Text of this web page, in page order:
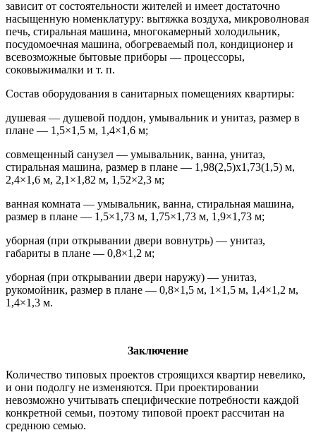
зависит от состоятельности жителей и имеет достаточно
насыщенную номенклатуру: вытяжка воздуха, микроволновая
печь, стиральная машина, многокамерный холодильник,
посудомоечная машина, обогреваемый пол, кондиционер и
всевозможные бытовые приборы — процессоры,
соковыжималки и т. п.
Состав оборудования в санитарных помещениях квартиры:
душевая — душевой поддон, умывальник и унитаз, размер в
плане — 1,5×1,5 м, 1,4×1,6 м;
совмещенный санузел — умывальник, ванна, унитаз,
стиральная машина, размер в плане — 1,98(2,5)х1,73(1,5) м,
2,4×1,6 м, 2,1×1,82 м, 1,52×2,3 м;
ванная комната — умывальник, ванна, стиральная машина,
размер в плане — 1,5×1,73 м, 1,75×1,73 м, 1,9×1,73 м;
уборная (при открывании двери вовнутрь) — унитаз,
габариты в плане — 0,8×1,2 м;
уборная (при открывании двери наружу) — унитаз,
рукомойник, размер в плане — 0,8×1,5 м, 1×1,5 м, 1,4×1,2 м,
1,4×1,3 м.
Заключение
Количество типовых проектов строящихся квартир невелико,
и они подолгу не изменяются. При проектировании
невозможно учитывать специфические потребности каждой
конкретной семьи, поэтому типовой проект рассчитан на
среднюю семью.